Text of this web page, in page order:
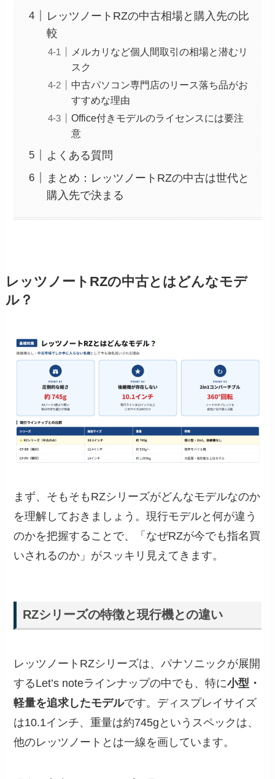
レッツノートRZの中古相場と購入先の比
較
メルカリなど個人間取引の相場と潜むリ
スク
中古パソコン専門店のリース落ち品がお
すすめな理由
Office付きモデルのライセンスには要注
意
よくある質問
まとめ：レッツノートRZの中古は世代と
購入先で決まる
レッツノートRZの中古とはどんなモデ
ル？
まず、そもそもRZシリーズがどんなモデルなのか
を理解しておきましょう。現行モデルと何が違う
のかを把握することで、「なぜRZが今でも指名買
いされるのか」がスッキリ見えてきます。
RZシリーズの特徴と現行機との違い
レッツノートRZシリーズは、パナソニックが展開
するLet’s noteラインナップの中でも、特に小型・
軽量を追求したモデルです。ディスプレイサイズ
は10.1インチ、重量は約745gというスペックは、
他のレッツノートとは一線を画しています。